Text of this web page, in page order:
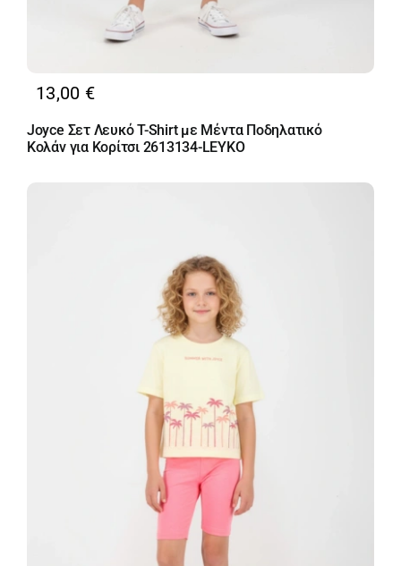
13,00 €
Joyce Σετ Λευκό T-Shirt με Μέντα Ποδηλατικό
Κολάν για Κορίτσι 2613134-LEYKO